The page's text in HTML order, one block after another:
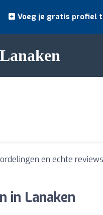
Voeg je gratis profiel
en echte
in Lanaken